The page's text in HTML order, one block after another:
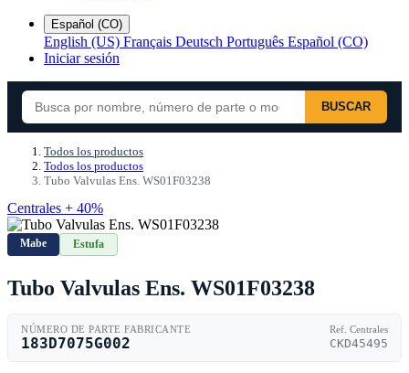
Español (CO)
English (US) Français Deutsch Português Español (CO)
Iniciar sesión
BUSCAR
Todos los productos
Todos los productos
Tubo Valvulas Ens. WS01F03238
Centrales + 40%
Mabe Estufa
Tubo Valvulas Ens. WS01F03238
NÚMERO DE PARTE FABRICANTE
183D7075G002
Ref. Centrales
CKD45495